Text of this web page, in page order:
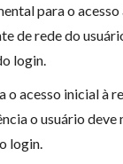
para o
de rede do
login.
o acesso inicial à
o usuário
login.